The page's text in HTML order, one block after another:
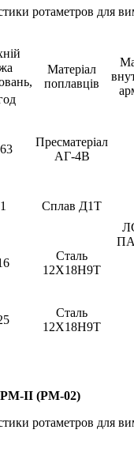
ротаметров для
Матеріал
поплавців
Пресматеріал
АГ-4В
Сплав Д1Т
Сталь
12Х18Н9Т
Сталь
12Х18Н9Т
РМ-II (РМ-02)
ротаметров для